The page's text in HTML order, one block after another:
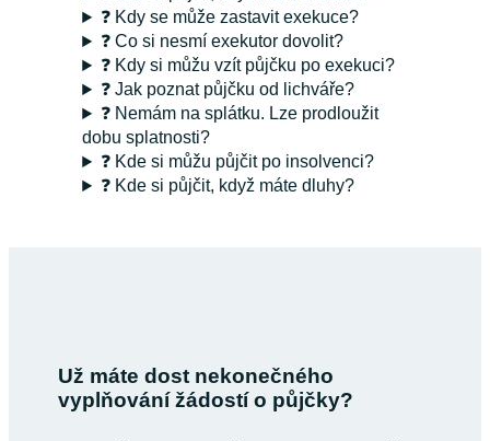
❓ Kdy se může zastavit exekuce?
❓ Co si nesmí exekutor dovolit?
❓ Kdy si můžu vzít půjčku po exekuci?
❓ Jak poznat půjčku od lichváře?
❓ Nemám na splátku. Lze prodloužit
dobu splatnosti?
❓ Kde si můžu půjčit po insolvenci?
❓ Kde si půjčit, když máte dluhy?
Už máte dost nekonečného
vyplňování žádostí o půjčky?